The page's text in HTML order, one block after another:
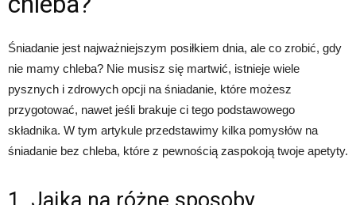
Śniadanie jest najważniejszym posiłkiem dnia, ale co zrobić, gdy
nie mamy chleba? Nie musisz się martwić, istnieje wiele
pysznych i zdrowych opcji na śniadanie, które możesz
przygotować, nawet jeśli brakuje ci tego podstawowego
składnika. W tym artykule przedstawimy kilka pomysłów na
śniadanie bez chleba, które z pewnością zaspokoją twoje apetyty.